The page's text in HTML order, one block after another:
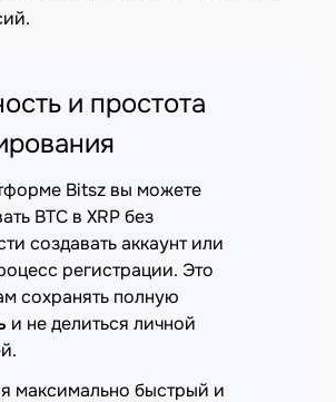
и простота
Bitsz вы можете
BTC в XRP без
создавать аккаунт или
регистрации. Это
сохранять полную
и не делиться личной
максимально быстрый и